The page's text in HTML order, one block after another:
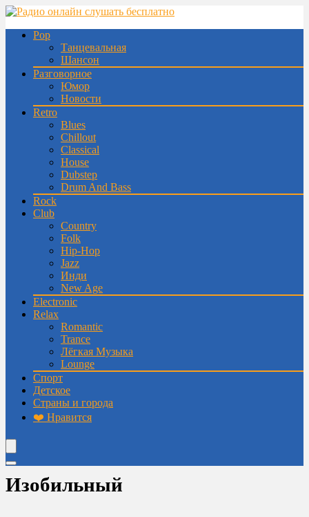
Pop
Танцевальная
Шансон
Разговорное
Юмор
Новости
Retro
Blues
Chillout
Classical
House
Dubstep
Drum And Bass
Rock
Club
Country
Folk
Hip-Hop
Jazz
Инди
New Age
Electronic
Relax
Romantic
Trance
Лёгкая Музыка
Lounge
Спорт
Детское
Страны и города
❤️ Нравится
Изобильный